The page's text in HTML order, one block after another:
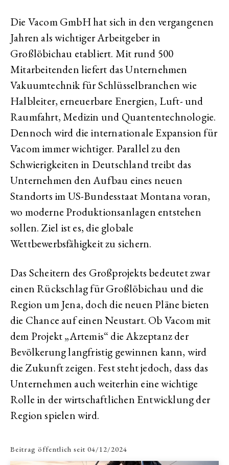
Die Vacom GmbH hat sich in den vergangenen
Jahren als wichtiger Arbeitgeber in
Großlöbichau etabliert. Mit rund 500
Mitarbeitenden liefert das Unternehmen
Vakuumtechnik für Schlüsselbranchen wie
Halbleiter, erneuerbare Energien, Luft- und
Raumfahrt, Medizin und Quantentechnologie.
Dennoch wird die internationale Expansion für
Vacom immer wichtiger. Parallel zu den
Schwierigkeiten in Deutschland treibt das
Unternehmen den Aufbau eines neuen
Standorts im US-Bundesstaat Montana voran,
wo moderne Produktionsanlagen entstehen
sollen. Ziel ist es, die globale
Wettbewerbsfähigkeit zu sichern.
Das Scheitern des Großprojekts bedeutet zwar
einen Rückschlag für Großlöbichau und die
Region um Jena, doch die neuen Pläne bieten
die Chance auf einen Neustart. Ob Vacom mit
dem Projekt „Artemis“ die Akzeptanz der
Bevölkerung langfristig gewinnen kann, wird
die Zukunft zeigen. Fest steht jedoch, dass das
Unternehmen auch weiterhin eine wichtige
Rolle in der wirtschaftlichen Entwicklung der
Region spielen wird.
Beitrag öffentlich seit 04/12/2024